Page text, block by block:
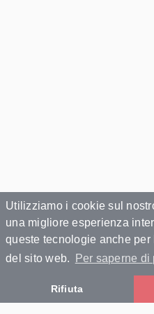
Utilizziamo i cookie sul
una migliore esperienza
queste tecnologie anche
del sito web.
Per saperne di
Rifiuta